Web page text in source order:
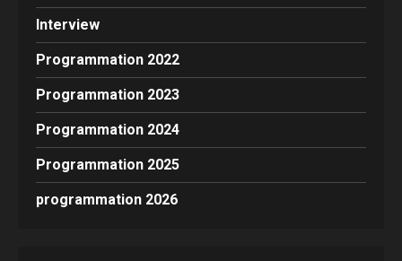
Interview
Programmation 2022
Programmation 2023
Programmation 2024
Programmation 2025
programmation 2026